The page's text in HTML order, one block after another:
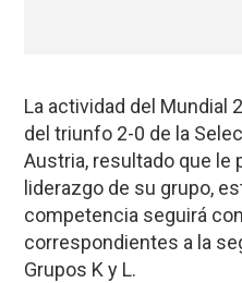
La actividad del Mundial
del triunfo 2-0 de la
Austria, resultado que le
liderazgo de su grupo,
competencia seguirá
correspondientes a la
Grupos K y L.